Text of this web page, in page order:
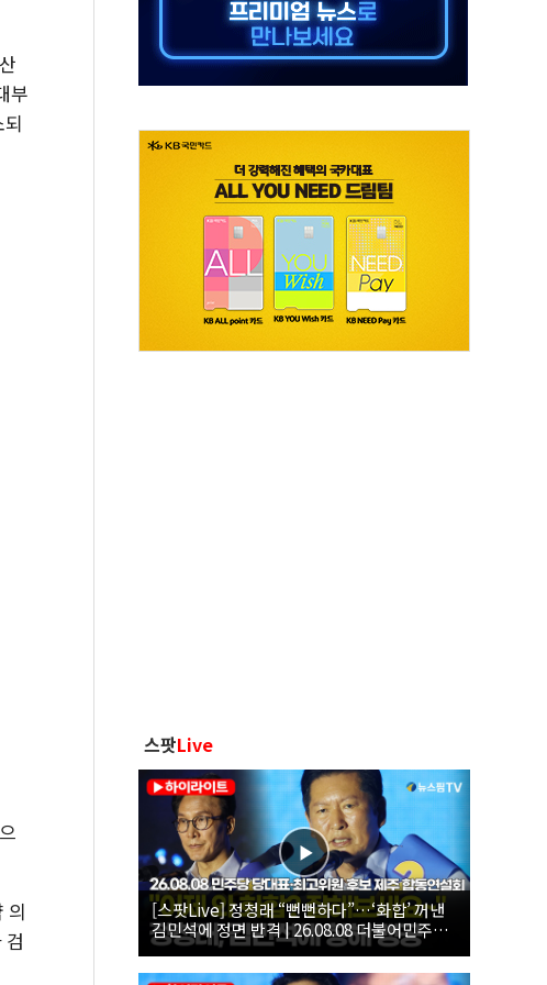
야 지속…내륙 곳곳 소나기
원 주택 검토, 민주당 스스로 원칙 뒤집는 것"
부
의
스팟Live
[스팟Live] 정청래 “뻔뻔하다”…‘화합’ 꺼낸
김민석에 정면 반격 | 26.08.08 더불어민주당
당대표·최고위원 후보 제주 합동연설회